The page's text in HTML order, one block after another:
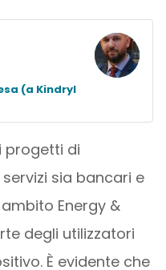
(a Kindryl
progetti di
sia bancari e
Energy &
degli utilizzatori
È evidente che